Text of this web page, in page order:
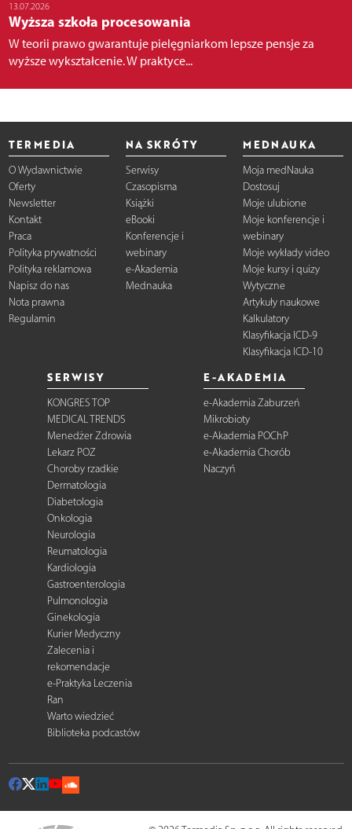
13.07.2026
Wyższa szkoła procesowania
W teorii prawo gwarantuje pielęgniarkom lepsze pensje za
wyższe wykształcenie. W praktyce...
TERMEDIA
O Wydawnictwie
Oferty
Newsletter
Kontakt
Praca
Polityka prywatności
Polityka reklamowa
Napisz do nas
Nota prawna
Regulamin
NA SKRÓTY
Serwisy
Czasopisma
Książki
eBooki
Konferencje i
webinary
e-Akademia
Mednauka
MEDNAUKA
Moja medNauka
Dostosuj
Moje ulubione
Moje konferencje i
webinary
Moje wykłady video
Moje kursy i quizy
Wytyczne
Artykuły naukowe
Kalkulatory
Klasyfikacja ICD-9
Klasyfikacja ICD-10
SERWISY
KONGRES TOP
MEDICAL TRENDS
Menedżer Zdrowia
Lekarz POZ
Choroby rzadkie
Dermatologia
Diabetologia
Onkologia
Neurologia
Reumatologia
Kardiologia
Gastroenterologia
Pulmonologia
Ginekologia
Kurier Medyczny
Zalecenia i
rekomendacje
e-Praktyka Leczenia
Ran
Warto wiedzieć
Biblioteka podcastów
E-AKADEMIA
e-Akademia Zaburzeń
Mikrobioty
e-Akademia POChP
e-Akademia Chorób
Naczyń